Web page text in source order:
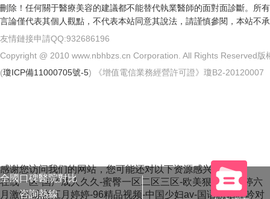
刪除！任何關于醫療美容的建議都不能替代執業醫師的面對面診斷。所
言論僅代表其個人觀點，不代表本站同意其說法，請謹慎參閱，本站不
友情鏈接申請QQ:932686196
Copyright @ 2010 www.nbhbzs.cn Corporation. All Rights Reserved版
(瓊ICP備11000705號-5) 《增值電信業務經營許可證》瓊B2-20120007
全國口碑醫院對比
咨詢熱線
感谢您访问我们的网站，您可能还对以下资源感兴趣：
在线一区-国产成人久久-蜜臀一区二区三区-欧美狠狠操-婷婷六
月激情-综合五月婷婷-96精品视频-中国少妇av-国语粗话呻吟对